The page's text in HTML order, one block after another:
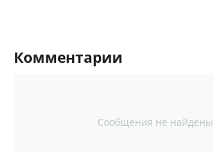
Комментарии
Сообщения не найдены